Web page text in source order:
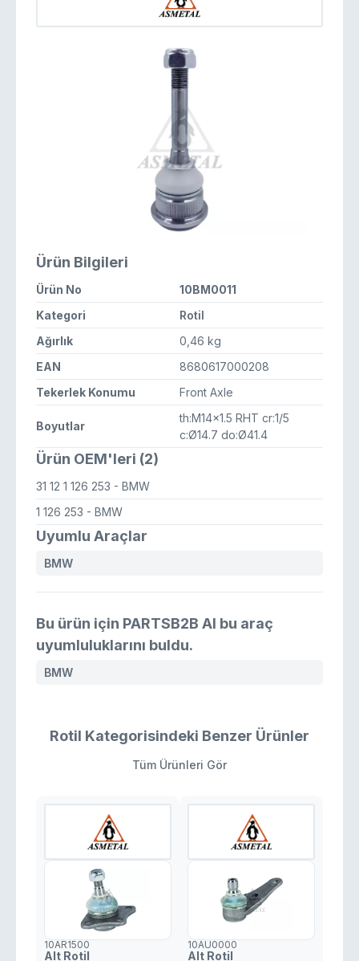
Ürün Bilgileri
Ürün No
10BM0011
Kategori
Rotil
Ağırlık
0,46 kg
EAN
8680617000208
Tekerlek Konumu
Front Axle
Boyutlar
th:M14x1.5 RHT cr:1/5
c:Ø14.7 do:Ø41.4
Ürün OEM'leri (2)
31 12 1 126 253 - BMW
1 126 253 - BMW
Uyumlu Araçlar
BMW
Bu ürün için PARTSB2B AI bu araç
uyumluluklarını buldu.
BMW
Rotil Kategorisindeki Benzer Ürünler
Tüm Ürünleri Gör
10AR1500
Alt Rotil
10AU0000
Alt Rotil